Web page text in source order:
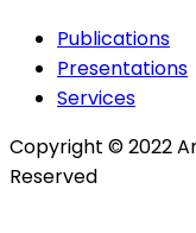
Publications
Presentations
Services
Copyright © 2022
Reserved